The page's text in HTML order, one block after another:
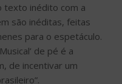
texto inédito com a
são inéditas, feitas
para o espetáculo.
de pé é a
de incentivar um